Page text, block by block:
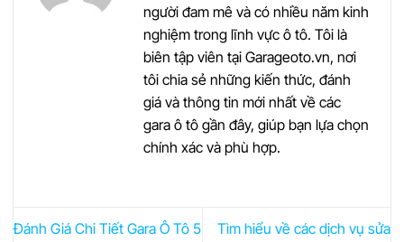
người đam mê và có nhiều năm kinh
nghiệm trong lĩnh vực ô tô. Tôi là
biên tập viên tại Garageoto.vn, nơi
tôi chia sẻ những kiến thức, đánh
giá và thông tin mới nhất về các
gara ô tô gần đây, giúp bạn lựa chọn
chính xác và phù hợp.
Đánh Giá Chi Tiết Gara Ô Tô 5
Tìm hiểu về các dịch vụ sửa